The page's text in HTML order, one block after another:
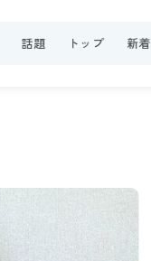
話題 トップ 新着